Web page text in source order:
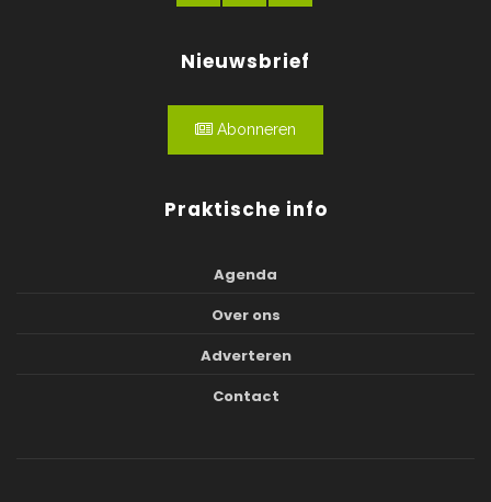
Nieuwsbrief
Abonneren
Praktische info
Agenda
Over ons
Adverteren
Contact